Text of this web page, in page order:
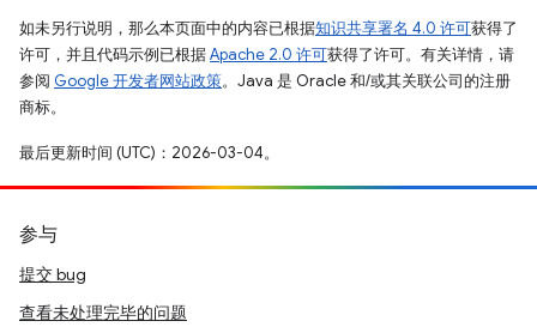
如未另行说明，那么本页面中的内容已根据知识共享署名 4.0 许可获得了
许可，并且代码示例已根据Apache 2.0 许可获得了许可。有关详情，请
参阅 Google 开发者网站政策。Java 是 Oracle 和/或其关联公司的注册
商标。
最后更新时间 (UTC)：2026-03-04。
参与
提交 bug
查看未处理完毕的问题